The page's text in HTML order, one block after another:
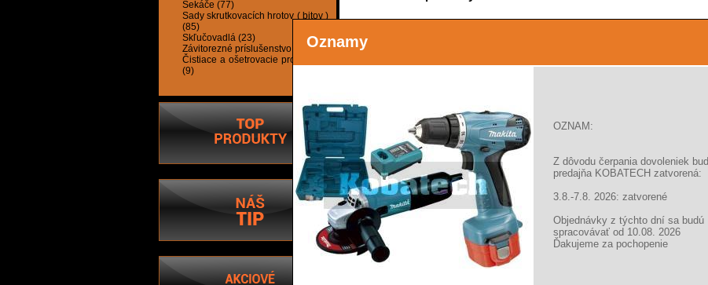
Oznamy
OZNAM:
Z dôvodu čerpania dovoleniek
predajňa KOBATECH zatvorená:
3.8.-7.8. 2026: zatvorené
Objednávky z týchto dní sa budú
spracovávať od 10.08. 2026
Ďakujeme za pochopenie
Sekáče (77)
Sady skrutkovacích hrotov ( bitov )
(85)
Skľučovadlá (23)
Závitorezné príslušenstvo (28)
Čistiace a ošetrovacie prostriedky
(9)
MAKITA Akumulátorový fukár ( dúchadlo )
Kompaktný, ale veľmi výkonné dúchadlo s
Metabo 5 Papierových vreciek 25 l pre ASA2025
Vhodné pre ASA 2025, ASR 2025 Jednotka balenia